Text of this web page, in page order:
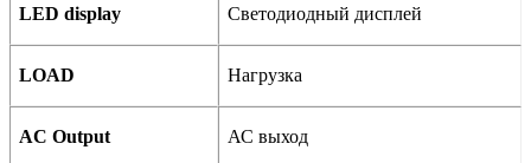
LED display Светодиодный дисплей
LOAD Нагрузка
AC Output АС выход